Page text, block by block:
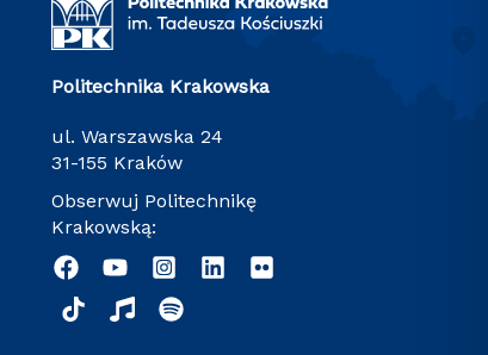
Politechnika Krakowska
ul. Warszawska 24
31-155 Kraków
Obserwuj Politechnikę
Krakowską: